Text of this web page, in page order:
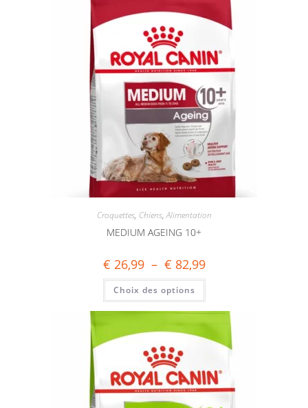
Croquettes, Chiens,Alimentation
MEDIUM AGEING 10+
€ 26,99 – € 82,99
Choix des options